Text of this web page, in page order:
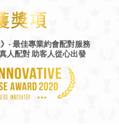
- 最佳專業約會配對服務
人配對 助客人從心出發